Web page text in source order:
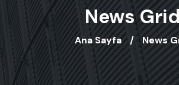
News Grid
Ana Sayfa News